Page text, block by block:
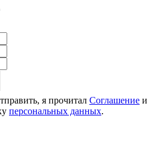
я прочитал Соглашение и
персональных данных.